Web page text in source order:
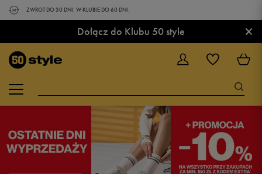
ZWROT DO 30 DNI. W KLUBIE DO 60 DNI.
Dołącz do Klubu 50 style ×